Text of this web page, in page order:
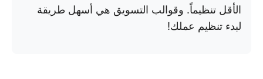
الأقل تنظيماً. وقوالب التسويق هي أسهل طريقة
لبدء تنظيم عملك!